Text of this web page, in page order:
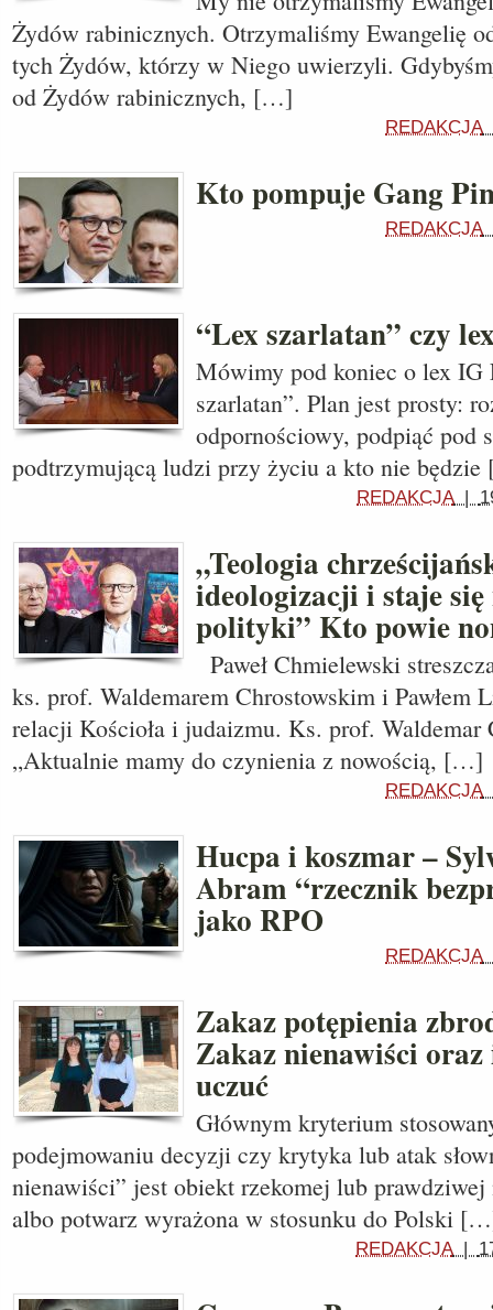
Żydów rabinicznych. Otrzymaliśmy Ewangelię
tych Żydów, którzy w Niego uwierzyli.
od Żydów rabinicznych, […]
REDAKCJA
Kto pompuje Gang
REDAKCJA
“Lex szarlatan” czy
Mówimy pod koniec o lex IG
szarlatan”. Plan jest prosty:
odpornościowy, podpiąć pod
podtrzymującą ludzi przy życiu a kto nie
REDAKCJA|
„Teologia
ideologizacji i staje
polityki” Kto powie
Paweł Chmielewski
ks. prof. Waldemarem Chrostowskim i Pawłem
relacji Kościoła i judaizmu. Ks. prof. Waldemar
„Aktualnie mamy do czynienia z nowością, […]
REDAKCJA
Hucpa i koszmar –
Abram “rzecznik
jako RPO
REDAKCJA
Zakaz potępienia
Zakaz nienawiści
uczuć
Głównym kryterium
podejmowaniu decyzji czy krytyka lub atak
nienawiści” jest obiekt rzekomej lub
albo potwarz wyrażona w stosunku do Polski
REDAKCJA|